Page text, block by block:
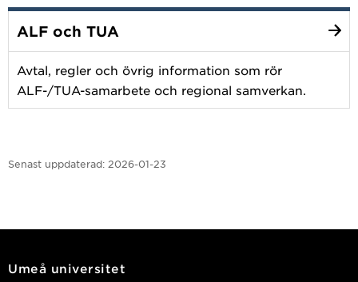
ALF och TUA
Avtal, regler och övrig information som rör
ALF-/TUA-samarbete och regional samverkan.
Senast uppdaterad: 2026-01-23
Umeå universitet